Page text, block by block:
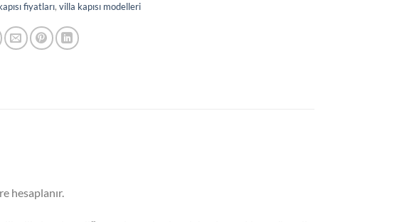
fiyatları, villa kapısı modelleri
hesaplanır.